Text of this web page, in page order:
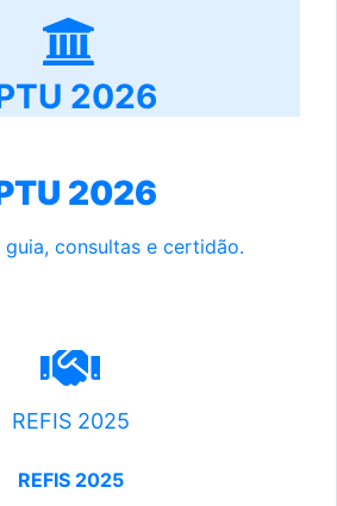
2026
2026
guia, consultas e certidão.
REFIS 2025
REFIS 2025